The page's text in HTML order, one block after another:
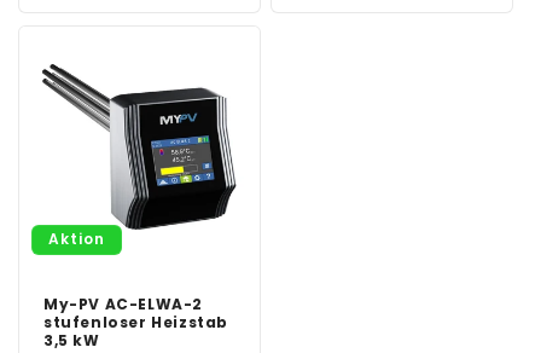
Aktion
My-PV AC-ELWA-2
stufenloser Heizstab
3,5 kW